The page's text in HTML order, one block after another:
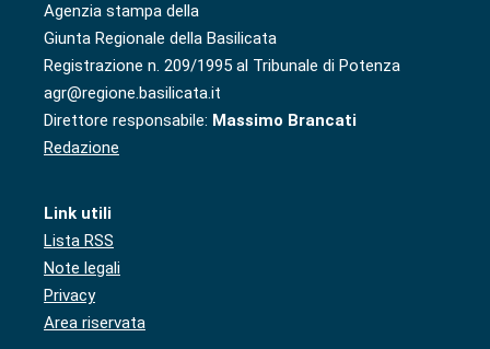
Agenzia stampa della
Giunta Regionale della Basilicata
Registrazione n. 209/1995 al Tribunale di Potenza
agr@regione.basilicata.it
Direttore responsabile: Massimo Brancati
Redazione
Link utili
Lista RSS
Note legali
Privacy
Area riservata